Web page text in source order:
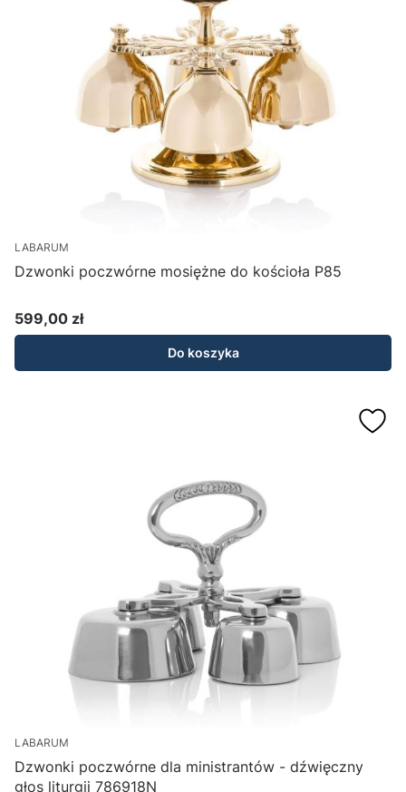
LABARUM
Dzwonki poczwórne mosiężne do kościoła P85
Cena
599,00 zł
Do koszyka
LABARUM
Dzwonki poczwórne dla ministrantów - dźwięczny
głos liturgii 786918N